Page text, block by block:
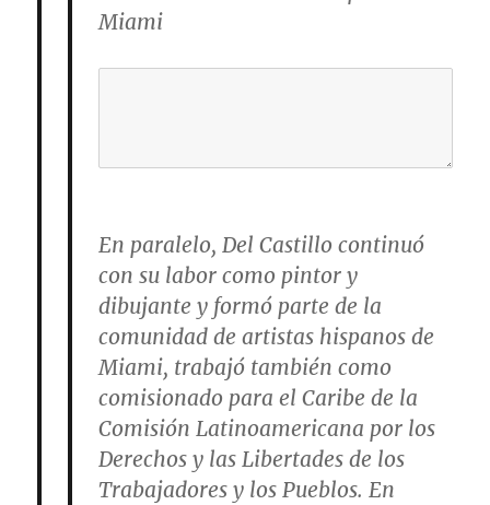
Miami
En paralelo, Del Castillo continuó
con su labor como pintor y
dibujante y formó parte de la
comunidad de artistas hispanos de
Miami, trabajó también como
comisionado para el Caribe de la
Comisión Latinoamericana por los
Derechos y las Libertades de los
Trabajadores y los Pueblos. En